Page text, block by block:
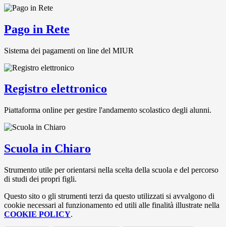
Pago in Rete
Sistema dei pagamenti on line del MIUR
Registro elettronico
Piattaforma online per gestire l'andamento scolastico degli alunni.
Scuola in Chiaro
Strumento utile per orientarsi nella scelta della scuola e del percorso
di studi dei propri figli.
Questo sito o gli strumenti terzi da questo utilizzati si avvalgono di
cookie necessari al funzionamento ed utili alle finalità illustrate nella
COOKIE POLICY.